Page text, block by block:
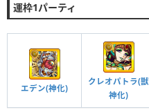
運枠1パーティ
エデン(神化)
クレオパトラ(獣
神化)